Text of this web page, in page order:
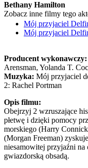
Bethany Hamilton
Zobacz inne filmy tego
Mój przyjaciel
Mój przyjaciel
Producent wykonawczy:
Arensman, Yolanda T.
Muzyka: Mój przyjaciel
2: Rachel Portman
Opis filmu:
Obejrzyj 2 wzruszające
płetwę i dzięki pomocy
morskiego (Harry
(Morgan Freeman)
niesamowitej przyjaźni na
gwiazdorską obsadą.